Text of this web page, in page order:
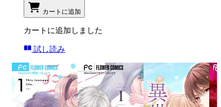
カートに追加
カートに追加しました
試し読み